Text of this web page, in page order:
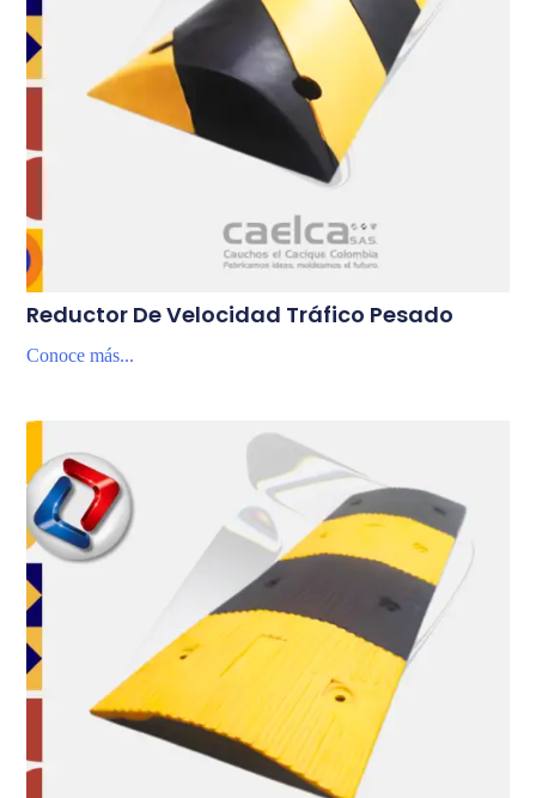
Reductor De Velocidad Tráfico Pesado
Conoce más...